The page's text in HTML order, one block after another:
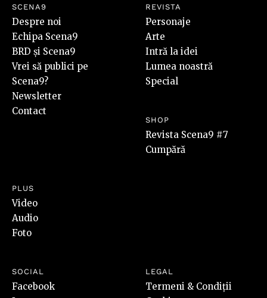
SCENA9
Despre noi
Echipa Scena9
BRD și Scena9
Vrei să publici pe
Scena9?
Newsletter
Contact
REVISTA
Personaje
Arte
Intră la idei
Lumea noastră
Special
SHOP
Revista Scena9 #7
Cumpără
PLUS
Video
Audio
Foto
SOCIAL
Facebook
LEGAL
Termeni & Condiții